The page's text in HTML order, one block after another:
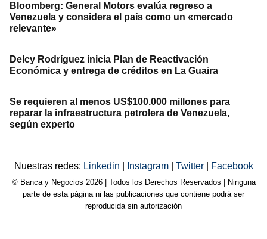
Bloomberg: General Motors evalúa regreso a
Venezuela y considera el país como un «mercado
relevante»
Delcy Rodríguez inicia Plan de Reactivación
Económica y entrega de créditos en La Guaira
Se requieren al menos US$100.000 millones para
reparar la infraestructura petrolera de Venezuela,
según experto
Nuestras redes: Linkedin Instagram Twitter Facebook
© Banca y Negocios 2026 | Todos los Derechos Reservados | Ninguna
parte de esta página ni las publicaciones que contiene podrá ser
reproducida sin autorización